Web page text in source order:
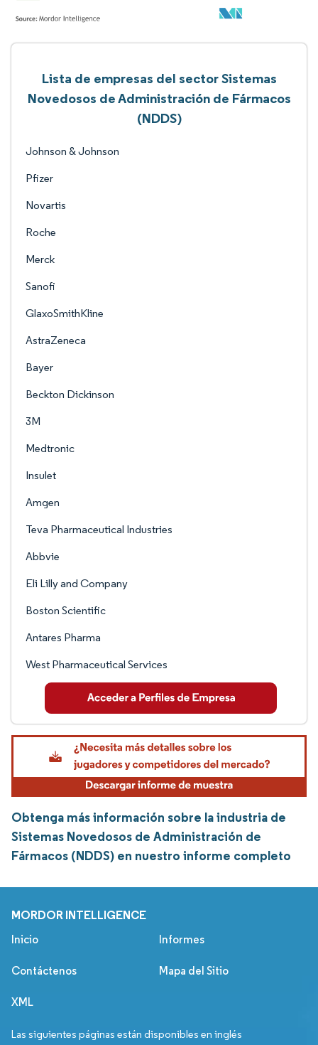
Lista de empresas del sector Sistemas
Novedosos de Administración de Fármacos
(NDDS)
Johnson & Johnson
Pfizer
Novartis
Roche
Merck
Sanofi
GlaxoSmithKline
AstraZeneca
Bayer
Beckton Dickinson
3M
Medtronic
Insulet
Amgen
Teva Pharmaceutical Industries
Abbvie
Eli Lilly and Company
Boston Scientific
Antares Pharma
West Pharmaceutical Services
Obtenga más información sobre la industria de
Sistemas Novedosos de Administración de
Fármacos (NDDS) en nuestro informe completo
MORDOR INTELLIGENCE
Inicio Informes
Contáctenos Mapa del Sitio
XML
Las siguientes páginas están disponibles en inglés